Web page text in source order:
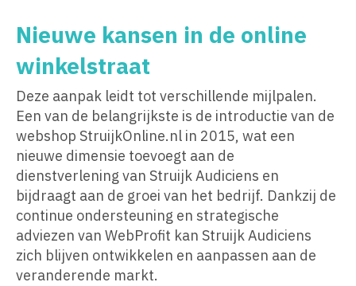
Nieuwe kansen in de online
winkelstraat
Deze aanpak leidt tot verschillende mijlpalen.
Een van de belangrijkste is de introductie van de
webshop StruijkOnline.nl in 2015, wat een
nieuwe dimensie toevoegt aan de
dienstverlening van Struijk Audiciens en
bijdraagt aan de groei van het bedrijf. Dankzij de
continue ondersteuning en strategische
adviezen van WebProfit kan Struijk Audiciens
zich blijven ontwikkelen en aanpassen aan de
veranderende markt.